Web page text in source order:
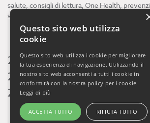
salute, consigli di lettura, One Health,
scienza
2026 2025 2024 2023
2020 2019 2018 2017 2016
2014 2013
Questo sito web utilizza
cookie
Questo sito web utilizza i cookie per migliorare
la tua esperienza di navigazione. Utilizzando il
nostro sito web acconsenti a tutti i cookie in
conformità con la nostra policy per i cookie.
Leggi di più
ACCETTA TUTTO RIFIUTA TUTTO